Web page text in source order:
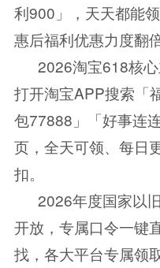
利900」，天天都能
惠后福利优惠力度翻倍
2026淘宝618核
打开淘宝APP搜索「
包77888」「好事连
页，全天可领、每日
扣。
2026年度国家以
开放，专属口令一键
找，各大平台专属领